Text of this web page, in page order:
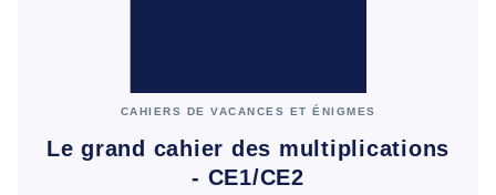
CAHIERS DE VACANCES ET ÉNIGMES
Le grand cahier des multiplications
- CE1/CE2